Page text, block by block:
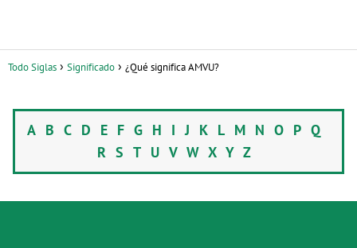
Todo Siglas Significado ¿Qué significa AMVU?
A B C D E F G H IJ K L M N O P Q
R S T U V W X Y Z